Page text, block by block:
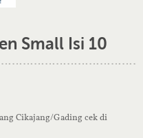
Small Isi 10
Cikajang/Gading cek di